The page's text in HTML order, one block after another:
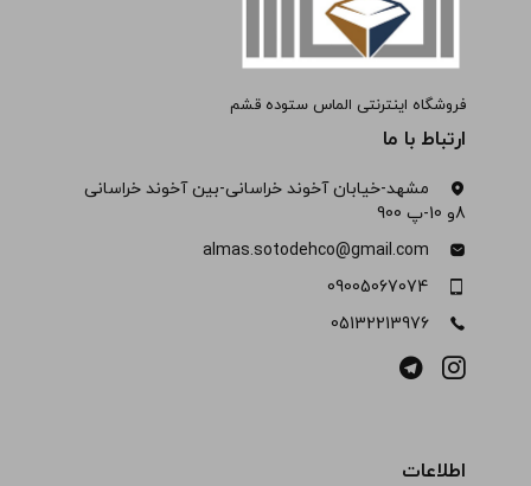
فروشگاه اینترنتی الماس ستوده قشم
ارتباط با ما
مشهد-خیابان آخوند خراسانی-بین آخوند خراسانی
8و 10-پ 900
almas.sotodehco@gmail.com
09005067074
05132213976
اطلاعات